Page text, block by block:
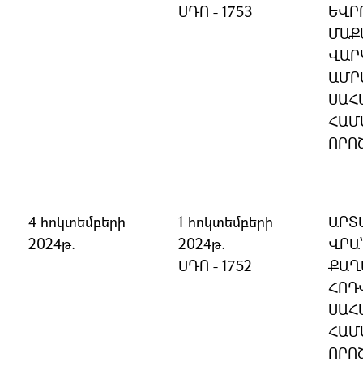
ՍԴՈ - 1753
4 հոկտեմբերի
2024թ.
1 հոկտեմբերի
2024թ.
ՍԴՈ - 1752